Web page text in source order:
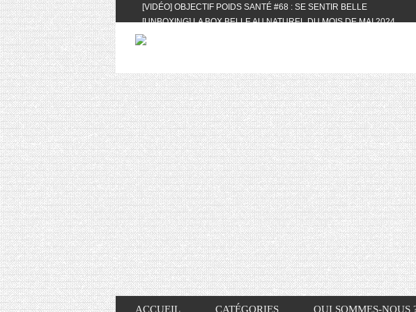
[VIDÉO] OBJECTIF POIDS SANTÉ #68 : SE SENTIR BELLE
[UNBOXING] LA BOX BELLE AU NATUREL DU MOIS DE MAI 2024
[VIDÉO] UNBOXING : LES MY LITTLE & BIOTYFULL BOX DU MOIS DE
[VIDÉO] QUITOQUE #10 : MEAL PREP & CONVIVIALITÉ
[VIDÉO] UNBOXING : LES MY LITTLE & BIOTYFULL BOX DU MOIS
2024 FEAT. AKILA
[VIDÉO] OBJECTIF POIDS SANTÉ #67 : L’AVIS DES AUTRES, CE
VIE DES AUTRES
[VIDÉO] UNBOXING : LES MY LITTLE & BIOTYFULL BOX DES MOIS DE
FÉVRIER ET MARS 2024 FEAT. AKILA
[VIDÉO] LA SÉLECTION DU MOIS #JANVIER2024
[VIDÉO] HELLOFRESH #34 : IDÉES RECETTES RISOTTO
ACCUEIL CATÉGORIES QUI SOMMES-NOUS